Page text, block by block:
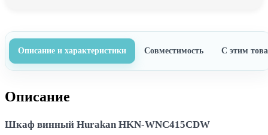
Описание и характеристики Совместимость С этим
Описание
Шкаф винный Hurakan HKN-WNC415CDW